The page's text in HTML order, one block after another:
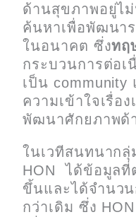
ด้านสุขภาพอยู่ไ
ค้นหาเพื่อพัฒนา
ในอนาคต ซึ่งทฤ
กระบวนการต่อเ
เป็น community
ความเข้าใจเรื่อ
พัฒนาศักยภาพด้
ในเวทีสนทนาก
HON ได้ข้อมูลที่
ขึ้นและได้จำนว
กว่าเดิม ซึ่ง